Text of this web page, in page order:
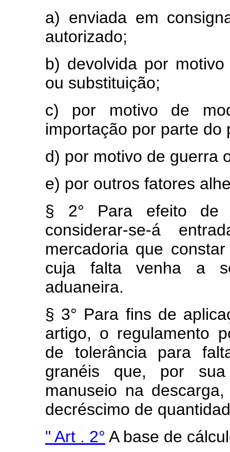
a) enviada em
autorizado;
b) devolvida por
ou substituição;
c) por motivo de
importação por parte do
d) por motivo de guerra
e) por outros fatores
§ 2° Para efeito de
considerar-se-á
mercadoria que
cuja falta venha a
aduaneira.
§ 3° Para fins de
artigo, o regulamento
de tolerância para
granéis que, por
manuseio na
decréscimo de
" Art . 2° A base de